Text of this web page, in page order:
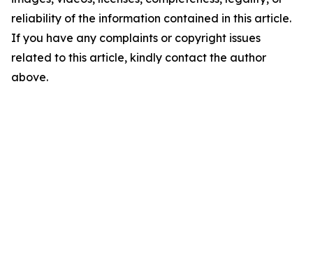
reliability of the information contained in this article.
If you have any complaints or copyright issues
related to this article, kindly contact the author
above.